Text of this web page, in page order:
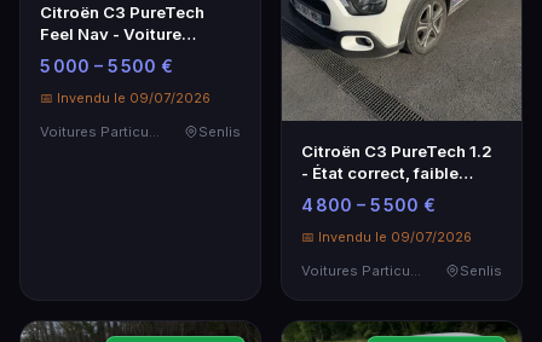
Citroën C3 PureTech
Feel Nav - Voiture
d'occasion faible
kilométrage
5 000 – 5 500 €
📅 Invendu le 09/07/2026
Senlis
Citroën C3 PureTech 1.2
- État correct, faible
kilométrage
4 800 – 5 500 €
📅 Invendu le 09/07/2026
Voitures Particulières
Senlis